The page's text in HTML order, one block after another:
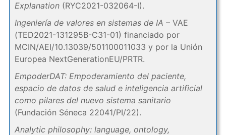
Explanation(RYC2021-032064-I).
Ingeniería de valores en sistemas de IA – VAE
(TED2021-131295B-C31-01) financiado por
MCIN/AEI/10.13039/501100011033 y por la Unión
Europea NextGenerationEU/PRTR.
EmpoderDAT: Empoderamiento del paciente,
espacio de datos de salud e inteligencia artificial
como pilares del nuevo sistema sanitario
(Fundación Séneca 22041/PI/22).
Analytic philosophy: language, ontology,